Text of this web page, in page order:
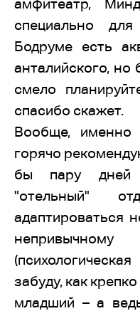
амфитеатр,
специально
Бодруме есть
анталийского, но
смело
спасибо скажет.
Вообще, именно
горячо
бы пару дней
"отельный"
адаптироваться
забуду, как
младший – а